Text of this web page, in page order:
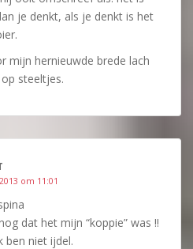
je denkt, als je denkt is het
mijn hernieuwde brede lach
steeltjes.
om 11:01
dat het mijn “koppie” was !!
ben niet ijdel.